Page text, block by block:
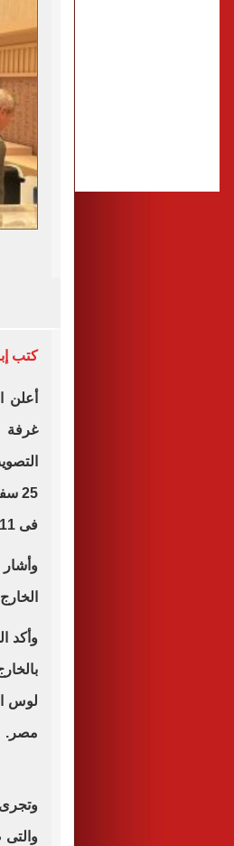
كتب
أعلن
غرفة
فى 111 دولة.
وأكد
لوس
مصر.